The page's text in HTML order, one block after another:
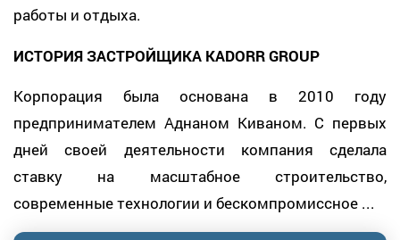
работы и отдыха.
ИСТОРИЯ ЗАСТРОЙЩИКА KADORR GROUP
Корпорация была основана в 2010 году
предпринимателем Аднаном Киваном. С первых
дней своей деятельности компания сделала
ставку на масштабное строительство,
современные технологии и бескомпромиссное ...